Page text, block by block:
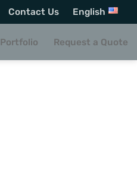
Contact Us English
Portfolio Request a Quote